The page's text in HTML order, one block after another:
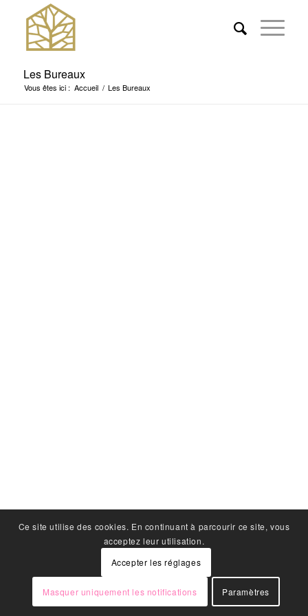
Les Bureaux
Vous êtes ici : Accueil / Les Bureaux
Ce site utilise des cookies. En continuant à parcourir ce site, vous
acceptez leur utilisation.
Accepter les réglages
Masquer uniquement les notifications Paramètres